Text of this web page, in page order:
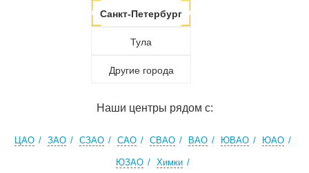
Санкт-Петербург
Тула
Другие города
Наши центры рядом с:
ЦАО ЗАО СЗАО САО СВАО ВАО ЮВАО ЮАО
ЮЗАО Химки